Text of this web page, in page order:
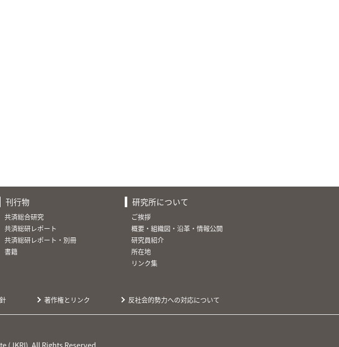
刊行物
共済総合研究
共済総研レポート
共済総研レポート・別冊
書籍
研究所について
ご挨拶
概要・組織図・沿革・情報公開
研究員紹介
所在地
リンク集
著作権とリンク 反社会的勢力への対応について
(JKRI). All Rights Reserved.